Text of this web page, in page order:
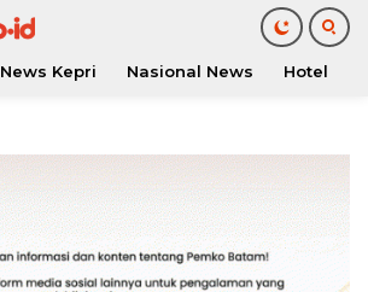
News Kepri Nasional News Hotel